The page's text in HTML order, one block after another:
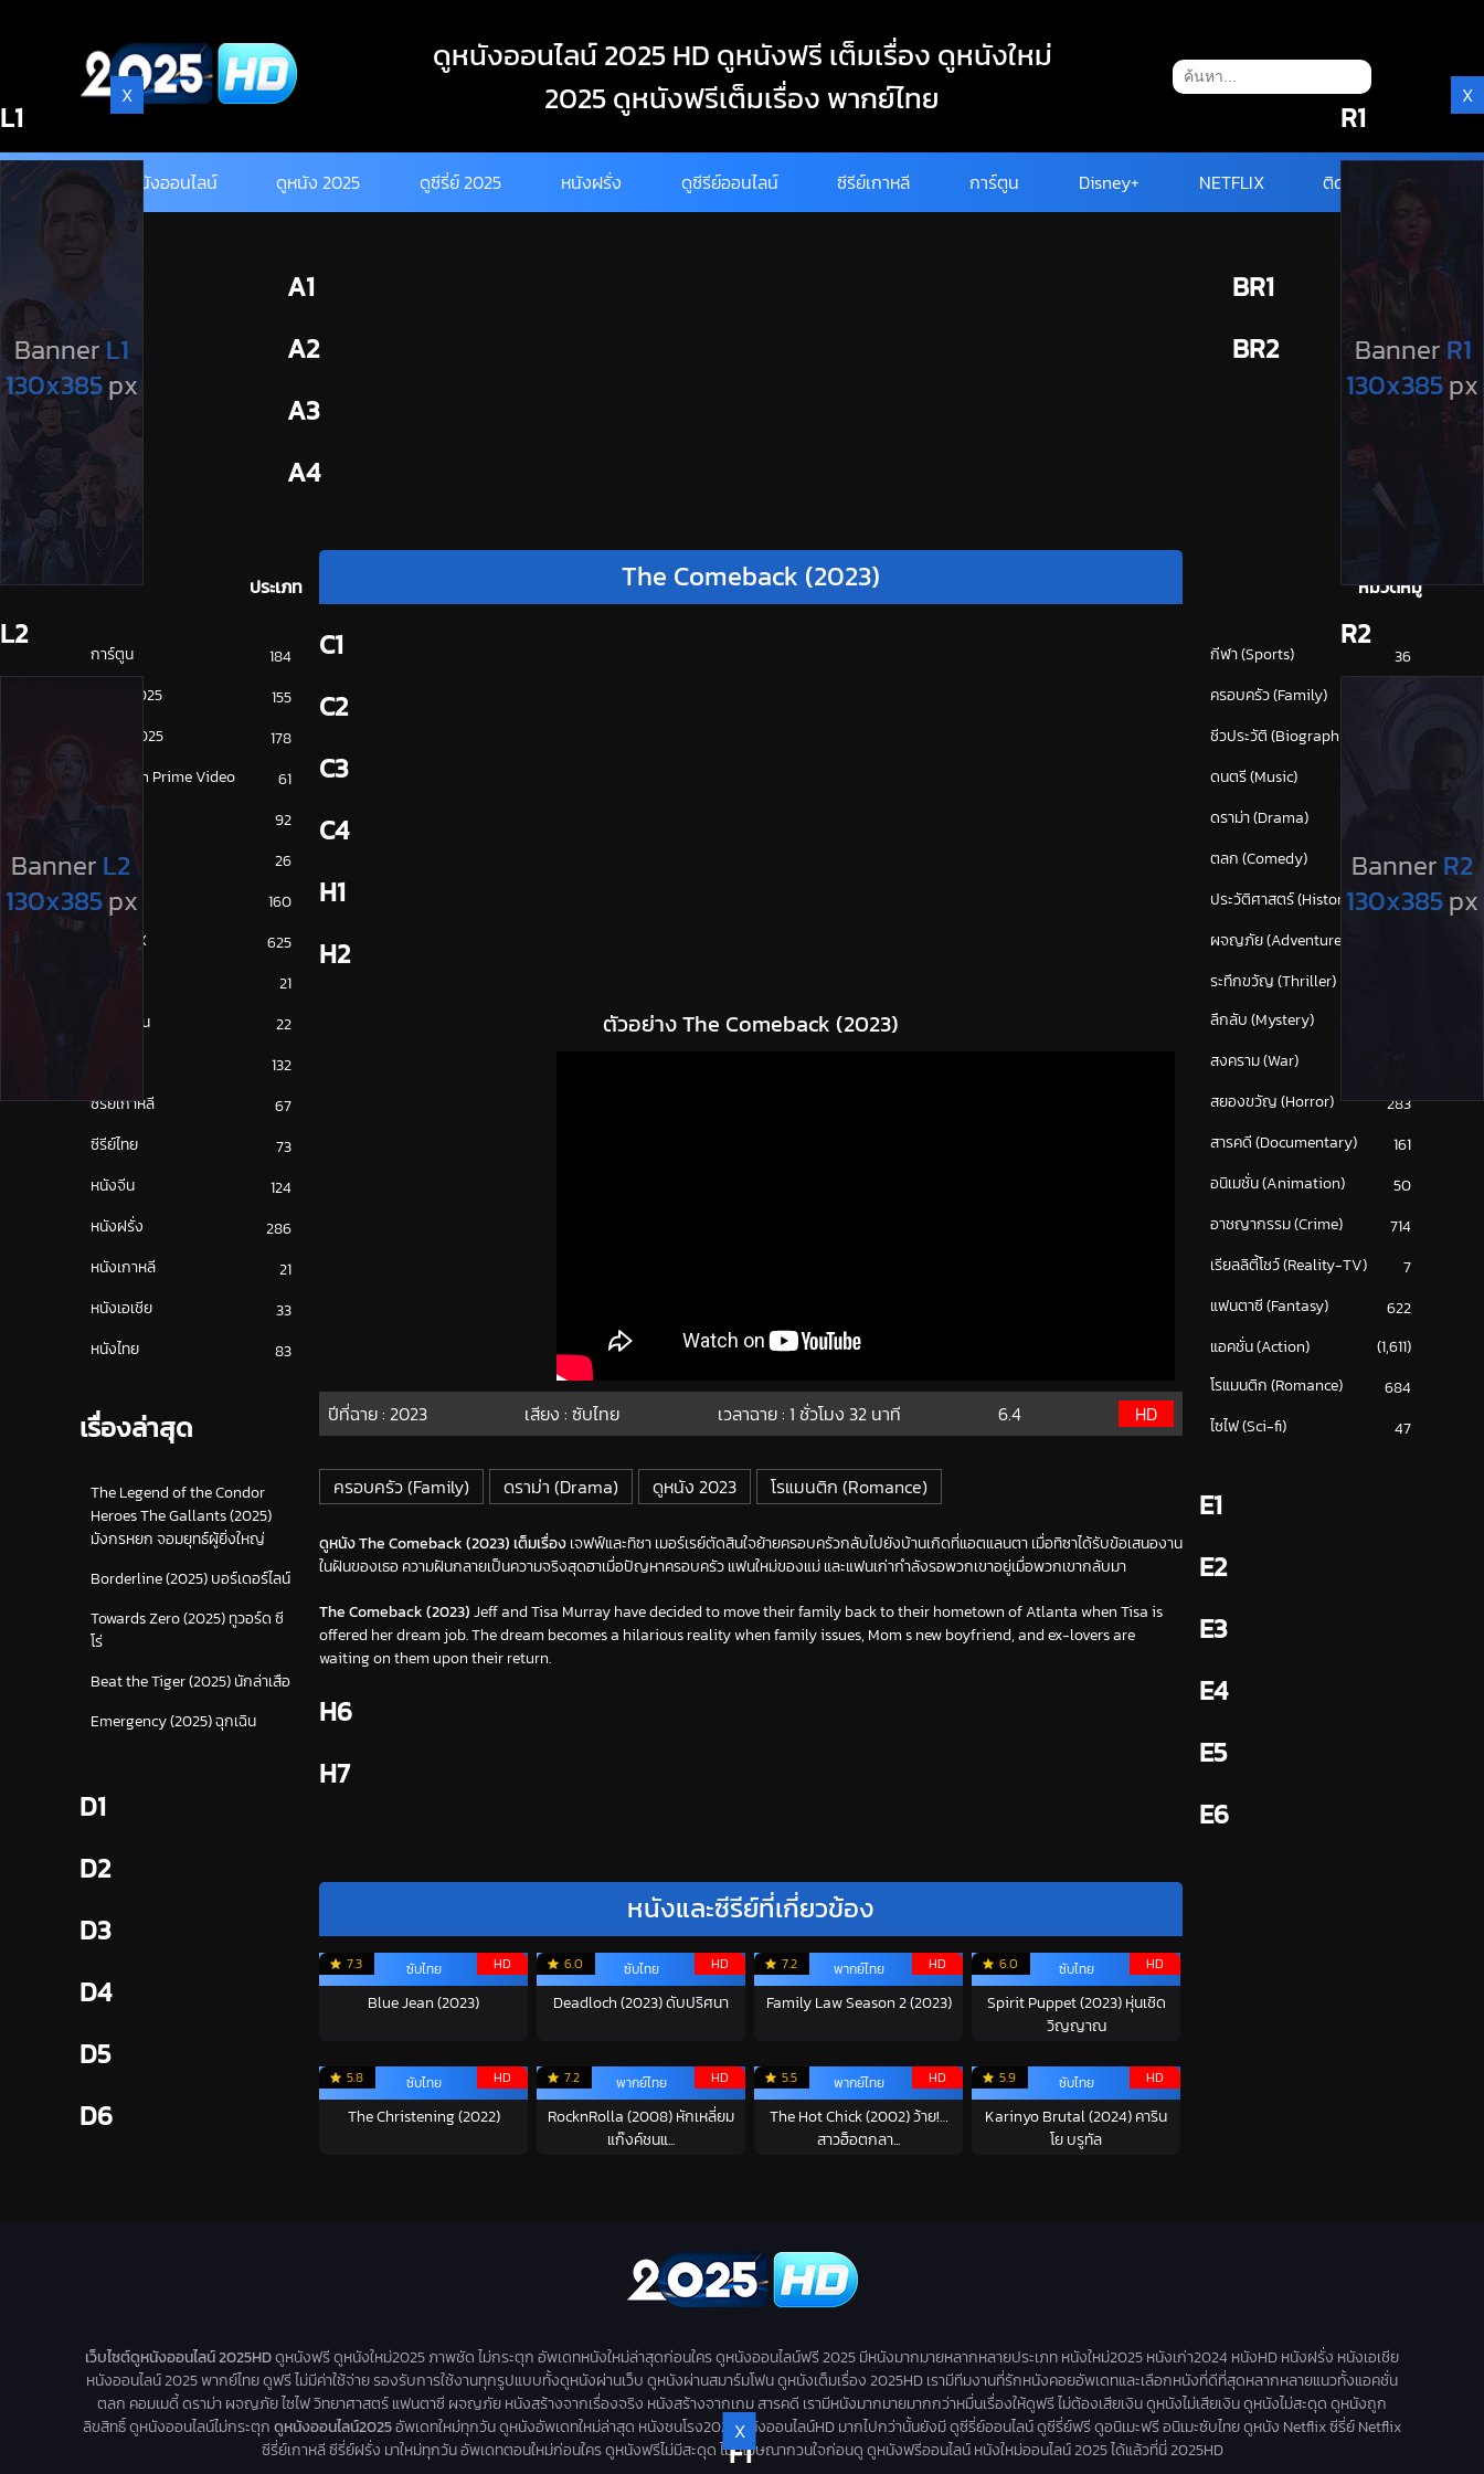
ดูหนังออนไลน์ 2025 HD ดูหนังฟรี เต็มเรื่อง ดูหนังใหม่
2025 ดูหนังฟรีเต็มเรื่อง พากย์ไทย
ดูหนังออนไลน์ ดูหนัง 2025 ดูซีรี่ย์ 2025 หนังฝรั่ง ดูซีรีย์ออนไลน์ ซีรีย์เกาหลี การ์ตูน Disney+ NETFLIX ติดต่อ
BL2
A1
A2
A3
A4
BR1
BR2
ประเภท
การ์ตูน
184
ดูซีรี่ย์ 2025
155
ดูหนัง 2025
178
Amazon Prime Video
61
92
HBO
26
iQiYi
160
NETFLIX
625
21
ซีรีย์ญี่ปุ่น
22
132
ซีรีย์เกาหลี
67
ซีรีย์ไทย
73
หนังจีน
124
หนังฝรั่ง
286
หนังเกาหลี
21
หนังเอเชีย
33
หนังไทย
83
เรื่องล่าสุด
The Legend of the Condor
Heroes The Gallants (2025)
มังกรหยก จอมยุทธ์ผู้ยิ่งใหญ่
Borderline (2025) บอร์เดอร์ไลน์
Towards Zero (2025) ทูวอร์ด ซี
โร่
Beat the Tiger (2025) นักล่าเสือ
Emergency (2025) ฉุกเฉิน
D1
D2
D3
D4
D5
D6
The Comeback (2023)
C1
C2
C3
C4
H1
H2
ตัวอย่าง The Comeback (2023)
ปีที่ฉาย : 2023 เสียง : ซับไทย เวลาฉาย : 1 ชั่วโมง 32 นาที 6.4 HD
ครอบครัว (Family) ดราม่า (Drama) ดูหนัง 2023 โรแมนติก (Romance)
ดูหนัง The Comeback (2023) เต็มเรื่องเจฟฟ์และทิซา เมอร์เรย์ตัดสินใจย้ายครอบครัวกลับไปยังบ้านเกิดที่แอตแลนตา เมื่อทิซาได้รับข้อเสนองาน
ในฝันของเธอ ความฝันกลายเป็นความจริงสุดฮาเมื่อปัญหาครอบครัว แฟนใหม่ของแม่ และแฟนเก่ากำลังรอพวกเขาอยู่เมื่อพวกเขากลับมา
The Comeback (2023)Jeff and Tisa Murray have decided to move their family back to their hometown of Atlanta when Tisa is
offered her dream job. The dream becomes a hilarious reality when family issues, Mom s new boyfriend, and ex-lovers are
waiting on them upon their return.
H6
H7
หนังและซีรีย์ที่เกี่ยวข้อง
7.3 HD
ซับไทย
Blue Jean (2023)
6.0 HD
ซับไทย
Deadloch (2023) ดับปริศนา
7.2 HD
พากย์ไทย
Family Law Season 2 (2023)
6.0 HD
ซับไทย
Spirit Puppet (2023) หุ่นเชิด
วิญญาณ
5.8 HD
ซับไทย
The Christening (2022)
7.2 HD
พากย์ไทย
RocknRolla (2008) หักเหลี่ยม
แก๊งค์ชนแ...
5.5 HD
พากย์ไทย
The Hot Chick (2002) ว้าย!…
สาวฮ็อตกลา...
5.9 HD
ซับไทย
Karinyo Brutal (2024) คาริน
โย บรูทัล
หมวดหมู่
กีฬา (Sports)
36
ครอบครัว (Family)
ชีวประวัติ (Biography)
ดนตรี (Music)
ดราม่า (Drama)
ตลก (Comedy)
593
ประวัติศาสตร์ (History)
40
ผจญภัย (Adventure)
ระทึกขวัญ (Thriller)
ลึกลับ (Mystery)
สงคราม (War)
สยองขวัญ (Horror)
283
สารคดี (Documentary)
161
อนิเมชั่น (Animation)
50
อาชญากรรม (Crime)
714
เรียลลิตี้โชว์ (Reality-TV)
7
แฟนตาซี (Fantasy)
622
แอคชั่น (Action)
(1,611)
โรแมนติก (Romance)
684
ไซไฟ (Sci-fi)
47
E1
E2
E3
E4
E5
E6
X
L1
L2
X
F1
X
R1
R2
เว็บไซต์ดูหนังออนไลน์ 2025HDดูหนังฟรี ดูหนังใหม่2025 ภาพชัด ไม่กระตุก อัพเดทหนังใหม่ล่าสุดก่อนใคร ดูหนังออนไลน์ฟรี 2025 มีหนังมากมายหลากหลายประเภท หนังใหม่2025 หนังเก่า2024 หนังHD หนังฝรั่ง หนังเอเชีย
หนังออนไลน์ 2025 พากย์ไทย ดูฟรี ไม่มีค่าใช้จ่าย รองรับการใช้งานทุกรูปแบบทั้งดูหนังผ่านเว็บ ดูหนังผ่านสมาร์มโฟน ดูหนังเต็มเรื่อง 2025HD เรามีทีมงานที่รักหนังคอยอัพเดทและเลือกหนังที่ดีที่สุดหลากหลายแนวทั้งแอคชั่น
ตลก คอมเมดี้ ดราม่า ผจญภัย ไซไฟ วิทยาศาสตร์ แฟนตาซี ผจญภัย หนังสร้างจากเรื่องจริง หนังสร้างจากเกม สารคดี เรามีหนังมากมายมากกว่าหมื่นเรื่องให้ดูฟรี ไม่ต้องเสียเงิน ดูหนังไม่เสียเงิน ดูหนังไม่สะดุด ดูหนังถูก
ลิขสิทธิ์ ดูหนังออนไลน์ไม่กระตุกดูหนังออนไลน์2025อัพเดทใหม่ทุกวัน ดูหนังอัพเดทใหม่ล่าสุด หนังชนโรง2025 หนังออนไลน์HD มากไปกว่านั้นยังมี ดูซีรี่ย์ออนไลน์ ดูซีรี่ย์ฟรี ดูอนิเมะฟรี อนิเมะซับไทย ดูหนัง Netflix ซีรี่ย์ Netflix
ซีรี่ย์เกาหลี ซีรี่ย์ฝรั่ง มาใหม่ทุกวัน อัพเดทตอนใหม่ก่อนใคร ดูหนังฟรีไม่มีสะดุด ไม่มีโฆษณากวนใจก่อนดู ดูหนังฟรีออนไลน์ หนังใหม่ออนไลน์ 2025 ได้แล้วที่นี่ 2025HD